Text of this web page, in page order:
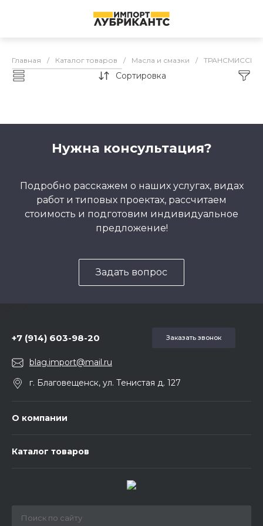
Главная / Каталог товаров / Масла и смазки /
FQ трансмиссия АКПП
Сортировка
Нужна консультация?
Подробно расскажем о наших услугах, видах
работ и типовых проектах, рассчитаем
стоимость и подготовим индивидуальное
предложение!
Задать вопрос
+7 (914) 603-98-20 Заказать звонок
blag.import@mail.ru
г. Благовещенск, ул. Тенистая д. 127
О компании
Каталог товаров